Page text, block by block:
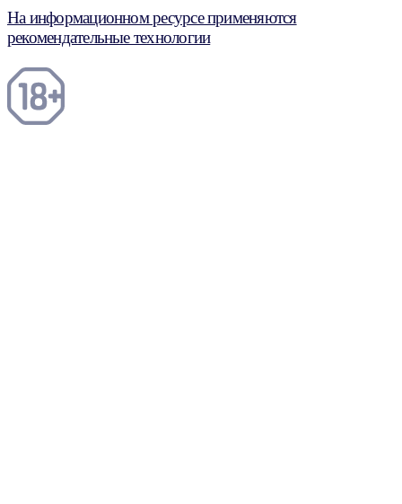
На информационном ресурсе применяются
рекомендательные технологии